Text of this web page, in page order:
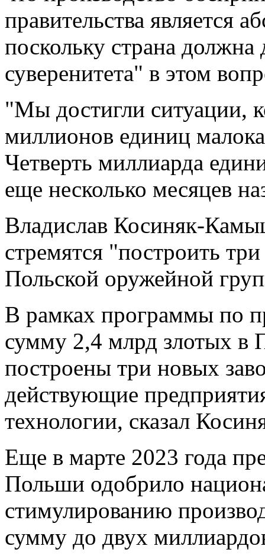
правительства является
поскольку страна
суверенитета" в этом
"Мы достигли ситуации,
миллионов единиц
Четверть миллиарда
еще несколько месяцев
Владислав Косиняк-
стремятся "построить
Польской оружейной
В рамках программы по
сумму 2,4 млрд злотых в
построены три новых
действующие
технологии, сказал
Еще в марте 2023 года
Польши одобрило
стимулированию
сумму до двух